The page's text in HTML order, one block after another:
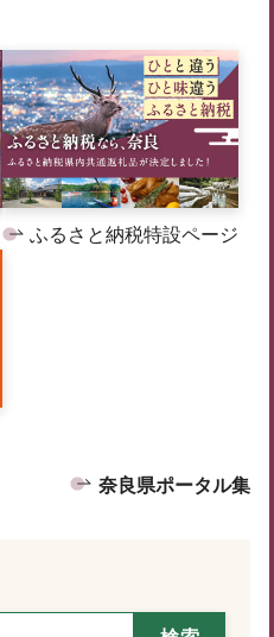
ふるさと納税特設ページ
奈良県ポータル集